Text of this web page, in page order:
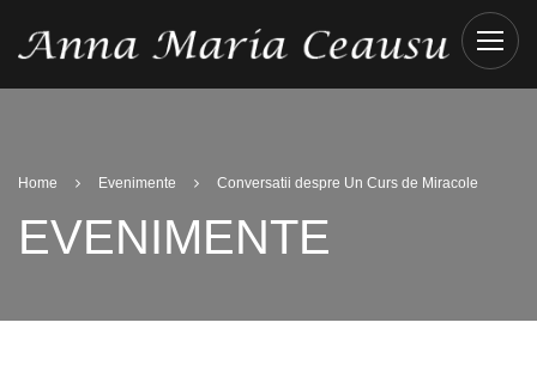
Home Evenimente Conversatii despre Un Curs de Miracole
EVENIMENTE